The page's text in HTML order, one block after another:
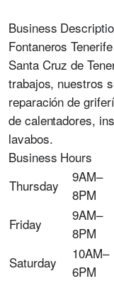
Business
Fontaneros
Santa Cruz de
trabajos, nuestros
reparación de
de calentadores,
lavabos.
Business Hours
Thursday
9AM–
8PM
Friday
9AM–
8PM
Saturday
10AM–
6PM